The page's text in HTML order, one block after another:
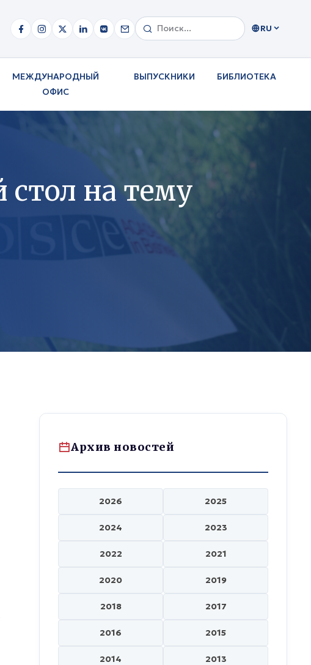
RU
МЕЖДУНАРОДНЫЙ
ОФИС
ВЫПУСКНИКИ БИБЛИОТЕКА
на тему
Архив новостей
2026 2025
2024 2023
2022 2021
2020 2019
2018 2017
2016 2015
2014 2013